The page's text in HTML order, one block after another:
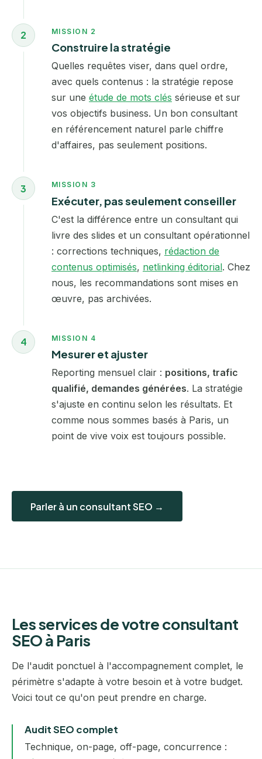
2 MISSION 2
Construire la stratégie
Quelles requêtes viser, dans quel ordre,
avec quels contenus : la stratégie repose
sur une étude de mots clés sérieuse et sur
vos objectifs business. Un bon consultant
en référencement naturel parle chiffre
d'affaires, pas seulement positions.
3 MISSION 3
Exécuter, pas seulement conseiller
C'est la différence entre un consultant qui
livre des slides et un consultant opérationnel
: corrections techniques, rédaction de
contenus optimisés, netlinking éditorial. Chez
nous, les recommandations sont mises en
œuvre, pas archivées.
4 MISSION 4
Mesurer et ajuster
Reporting mensuel clair : positions, trafic
qualifié, demandes générées. La stratégie
s'ajuste en continu selon les résultats. Et
comme nous sommes basés à Paris, un
point de vive voix est toujours possible.
Parler à un consultant SEO →
Les services de votre consultant
SEO à Paris
De l'audit ponctuel à l'accompagnement complet, le
périmètre s'adapte à votre besoin et à votre budget.
Voici tout ce qu'on peut prendre en charge.
Audit SEO complet
Technique, on-page, off-page, concurrence :